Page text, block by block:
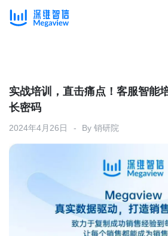
产品总览
产品集成
解决方案
按行业
教育
客户案例
定价
实战培训，直击痛点！客服智能
长密码
2024年4月26日 By 销研院